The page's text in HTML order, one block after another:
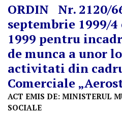
ORDIN Nr. 2120/
septembrie 1999/
1999 pentru
de munca a unor
activitati din
Comerciale
ACT EMIS DE: MINISTERUL
SOCIALE